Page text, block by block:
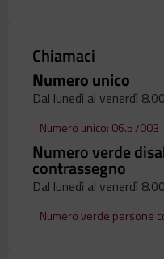
Chiamaci
Numero unico
Dal lunedì al venerdì
Numero unico: 06.57003
Numero verde
contrassegno
Dal lunedì al venerdì
Numero verde persone